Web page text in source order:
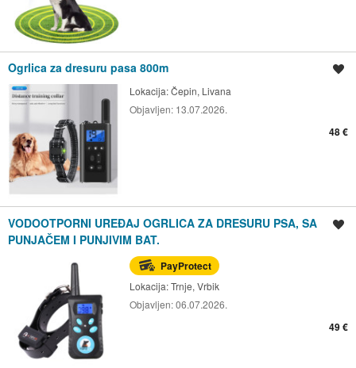
Ogrlica za dresuru pasa 800m
Lokacija:Čepin, Livana
Objavljen: 13.07.2026.
48 €
VODOOTPORNI UREĐAJ OGRLICA ZA DRESURU PSA, SA
PUNJAČEM I PUNJIVIM BAT.
PayProtect
Lokacija:Trnje, Vrbik
Objavljen:06.07.2026.
49 €